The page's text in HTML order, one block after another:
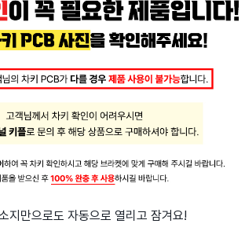
지만으로도 자동으로 열리고 잠겨요!